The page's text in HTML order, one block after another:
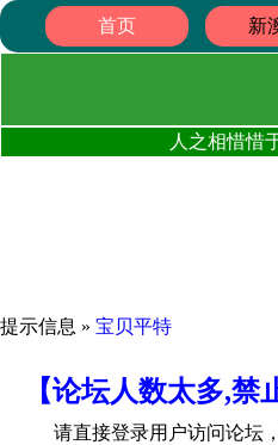
首页 新
人之相惜惜
提示信息 » 宝贝平特
【论坛人数太多,
请直接登录用户访问论坛